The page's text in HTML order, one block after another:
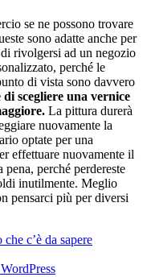
se ne possono trovare
sono adatte anche per
rivolgersi ad un negozio
perché le
di vista sono davvero
scegliere una vernice
La pittura durerà
nuovamente la
optate per una
effettuare nuovamente il
perché perdereste
inutilmente. Meglio
pensarci più per diversi
c’è da sapere